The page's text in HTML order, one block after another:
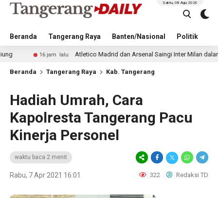
Beranda Tangerang Raya Banten/Nasional Politik
Sabtu, 08 Agu 2026
16 jam lalu Atletico Madrid dan Arsenal Saingi Inter Milan dalam
Beranda Tangerang Raya Kab. Tangerang
Hadiah Umrah, Cara
Kapolresta Tangerang Pacu
Kinerja Personel
waktu baca 2 menit
Rabu, 7 Apr 2021 16:01 322 Redaksi TD